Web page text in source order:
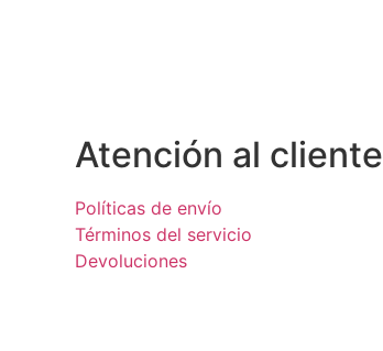
Atención al cliente
Políticas de envío
Términos del servicio
Devoluciones